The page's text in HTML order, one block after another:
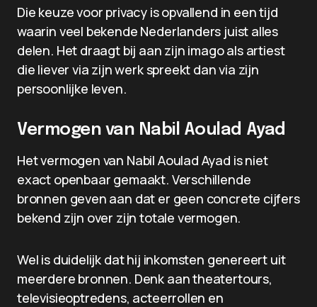
Die keuze voor privacy is opvallend in een tijd
waarin veel bekende Nederlanders juist alles
delen. Het draagt bij aan zijn imago als artiest
die liever via zijn werk spreekt dan via zijn
persoonlijke leven.
Vermogen van Nabil Aoulad Ayad
Het vermogen van Nabil Aoulad Ayad is niet
exact openbaar gemaakt. Verschillende
bronnen geven aan dat er geen concrete cijfers
bekend zijn over zijn totale vermogen.
Wel is duidelijk dat hij inkomsten genereert uit
meerdere bronnen. Denk aan theatertours,
televisieoptredens, acteerrollen en